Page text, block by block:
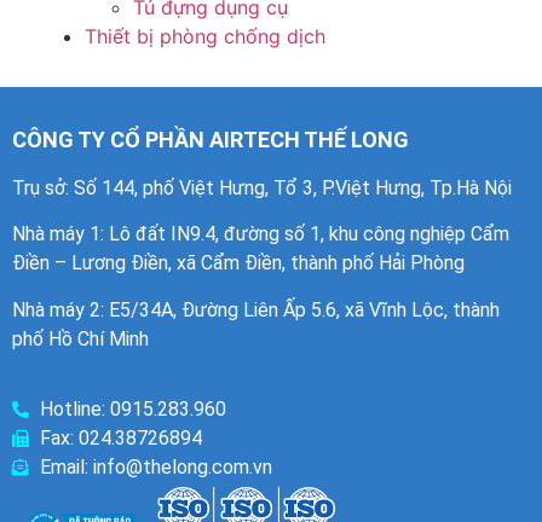
Tủ đựng dụng cụ
Thiết bị phòng chống dịch
CÔNG TY CỔ PHẦN AIRTECH THẾ LONG
Trụ sở: Số 144, phố Việt Hưng, Tổ 3, P.Việt Hưng, Tp.Hà Nội
Nhà máy 1: Lô đất IN9.4, đường số 1, khu công nghiệp Cẩm
Điền – Lương Điền, xã Cẩm Điền, thành phố Hải Phòng
Nhà máy 2: E5/34A, Đường Liên Ấp 5.6, xã Vĩnh Lộc, thành
phố Hồ Chí Minh
Hotline: 0915.283.960
Fax: 024.38726894
Email: info@thelong.com.vn